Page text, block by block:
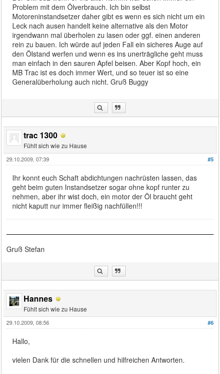
Problem mit dem Ölverbrauch. Ich bin selbst
Motoreninstandsetzer daher gibt es wenn es sich nicht um ein
Leck nach ausen handelt keine alternative als den Motor
irgendwann mal überholen zu lasen oder ggf. einen anderen
rein zu bauen. Ich würde auf jeden Fall ein sicheres Auge auf
den Ölstand werfen und wenn es ins unerträgliche geht muss
man einfach in den sauren Apfel beisen. Aber Kopf hoch, ein
MB Trac ist es doch immer Wert, und so teuer ist so eine
Generalüberholung auch nicht. Gruß Buggy
trac 1300
Fühlt sich wie zu Hause
#5
29.10.2009, 07:39
Ihr konnt euch Schaft abdichtungen nachrüsten lassen, das
geht beim guten Instandsetzer sogar ohne kopf runter zu
nehmen, aber ihr wist doch, ein motor der Öl braucht geht
nicht kaputt nur immer fleißig nachfüllen!!!
Gruß Stefan
Hannes
Fühlt sich wie zu Hause
#6
29.10.2009, 08:56
Hallo,
vielen Dank für die schnellen und hilfreichen Antworten.